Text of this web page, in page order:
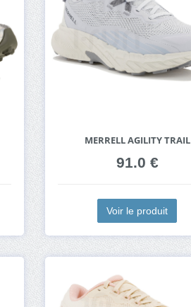
MERRELL AGILITY TRAIL
91.0 €
Voir le produit